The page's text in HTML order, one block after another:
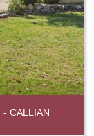
- CALLIAN